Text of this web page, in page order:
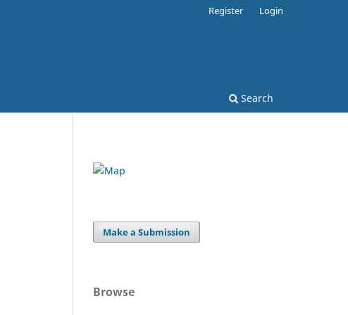
Search
Register Login
Make a Submission
Browse